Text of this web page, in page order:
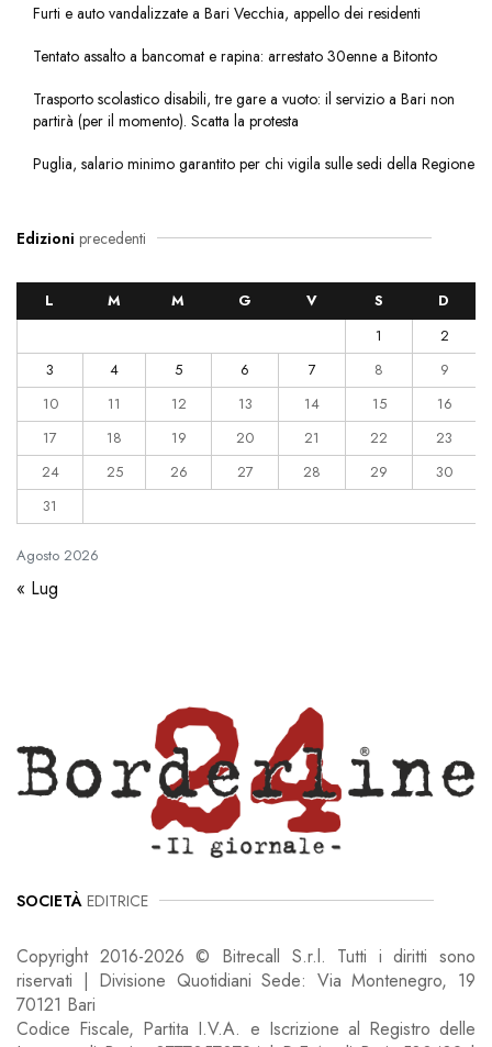
Furti e auto vandalizzate a Bari Vecchia, appello dei residenti
Tentato assalto a bancomat e rapina: arrestato 30enne a Bitonto
Trasporto scolastico disabili, tre gare a vuoto: il servizio a Bari non
partirà (per il momento). Scatta la protesta
Puglia, salario minimo garantito per chi vigila sulle sedi della Regione
Edizioni precedenti
Agosto 2026
L M M G V S
D
1
2
3
4 5 6 7 8
9
10
11 12 13 14 15
16
17
18 19 20 21 22
23
24
25 26 27 28 29
30
31
« Lug
SOCIETÀ EDITRICE
Copyright 2016-2026 © Bitrecall S.r.l. Tutti i diritti sono
riservati | Divisione Quotidiani Sede: Via Montenegro, 19
70121 Bari
Codice Fiscale, Partita I.V.A. e Iscrizione al Registro delle